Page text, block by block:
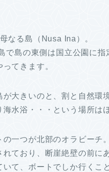
なる島（Nusa Ina）。
で島の東側は国立公園に
てきます。
大きいのと、割と自然環
水浴・・・という場所は
一つが北部のオラビーチ。
ており、断崖絶壁の前に
て、ボートでしか行くこ